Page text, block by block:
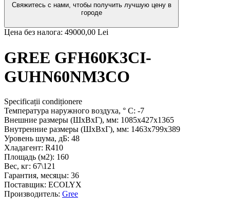
Свяжитесь с нами, чтобы получить лучшую цену в
городе
Цена без налога: 49000,00 Lei
GREE GFH60K3CI-
GUHN60NM3CO
Specificații condiționere
Температура наружного воздуха, ° С: -7
Внешние размеры (ШхВхГ), мм: 1085х427х1365
Внутренние размеры (ШхВхГ), мм: 1463х799х389
Уровень шума, дБ: 48
Хладагент: R410
Площадь (м2): 160
Вес, кг: 67\121
Гарантия, месяцы: 36
Поставщик: ECOLYX
Производитель: Gree